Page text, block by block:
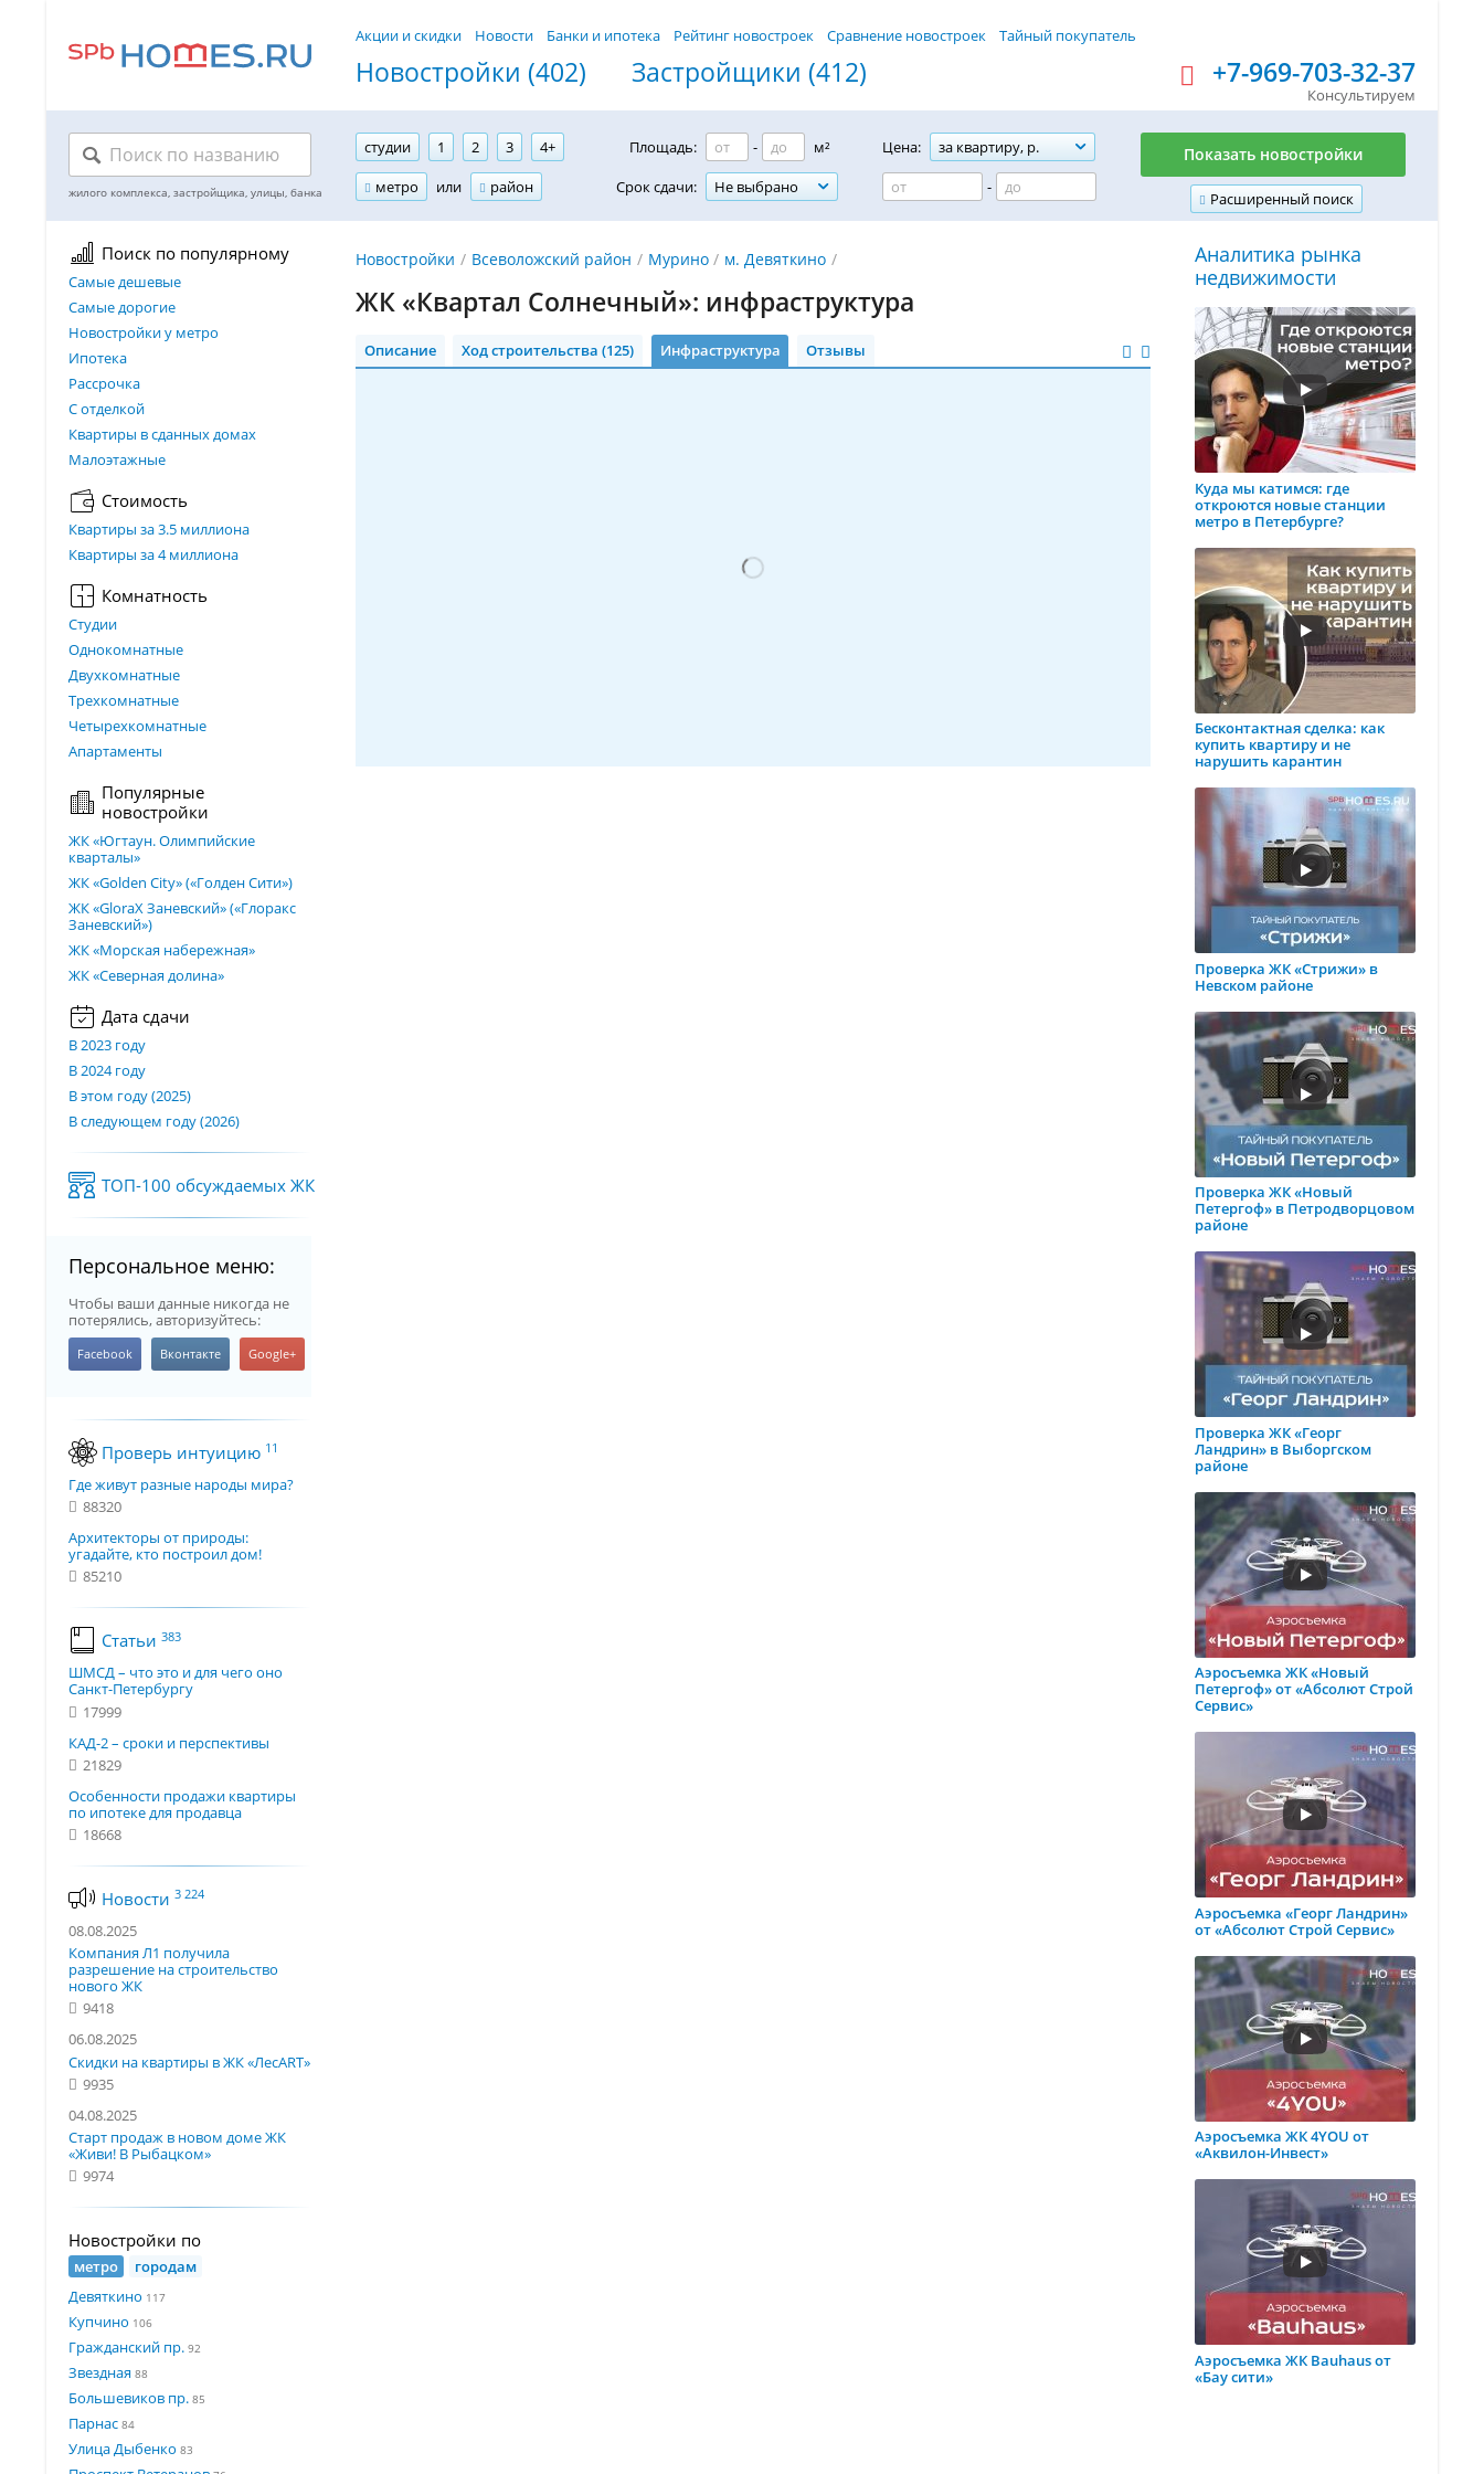
Акции и скидки Новости Банки и ипотека Рейтинг новостроек Сравнение новостроек Тайный покупатель
Новостройки (402) Застройщики (412) +7-969-703-32-37
Консультируем
студии 1 2 3
4+
метро
или район
Площадь: -
м²
Срок сдачи:
Не выбрано
Цена:
за квартиру, р.
-
Расширенный поиск
Показать новостройки
Поиск по популярному
Самые дешевые
Самые дорогие
Новостройки у метро
Ипотека
Рассрочка
С отделкой
Квартиры в сданных домах
Малоэтажные
Стоимость
Квартиры за 3.5 миллиона
Квартиры за 4 миллиона
Комнатность
Студии
Однокомнатные
Двухкомнатные
Трехкомнатные
Четырехкомнатные
Апартаменты
Популярные
новостройки
ЖК «Югтаун. Олимпийские
кварталы»
ЖК «Golden City» («Голден Сити»)
ЖК «GloraX Заневский»​ («Глоракс
Заневский»)
ЖК «Морская набережная»
ЖК «Северная долина»
Дата сдачи
В 2023 году
В 2024 году
В этом году (2025)
В следующем году (2026)
ТОП-100 обсуждаемых ЖК
Персональное меню:
Чтобы ваши данные никогда не
потерялись, авторизуйтесь:
Проверь интуицию 11
Где живут разные народы мира?
88320
Архитекторы от природы:
угадайте, кто построил дом!
85210
Статьи 383
ШМСД – что это и для чего оно
Санкт-Петербургу
17999
КАД-2 – сроки и перспективы
21829
Особенности продажи квартиры
по ипотеке для продавца
18668
Новости 3 224
08.08.2025
Компания Л1 получила
разрешение на строительство
нового ЖК
9418
06.08.2025
Скидки на квартиры в ЖК «ЛесART»
9935
04.08.2025
Старт продаж в новом доме ЖК
«Живи! В Рыбацком»
9974
Новостройки по
метро
городам
Девяткино 117
Купчино 106
Гражданский пр. 92
Звездная 88
Большевиков пр. 85
Парнас 84
Улица Дыбенко 83
Новостройки Всеволожский район Мурино м. Девяткино
ЖК «Квартал Солнечный»: инфраструктура
Описание Ход строительства (125) Инфраструктура Отзывы
Аналитика рынка
недвижимости
Куда мы катимся: где
откроются новые станции
метро в Петербурге?
Бесконтактная сделка: как
купить квартиру и не
нарушить карантин
Проверка ЖК «Стрижи» в
Невском районе
Проверка ЖК «Новый
Петергоф» в Петродворцовом
районе
Проверка ЖК «Георг
Ландрин» в Выборгском
районе
Аэросъемка ЖК «Новый
Петергоф» от «Абсолют Строй
Сервис»
Аэросъемка «Георг Ландрин»
от «Абсолют Строй Сервис»
Аэросъемка ЖК 4YOU от
«Аквилон-Инвест»
Аэросъемка ЖК Bauhaus от
«Бау сити»